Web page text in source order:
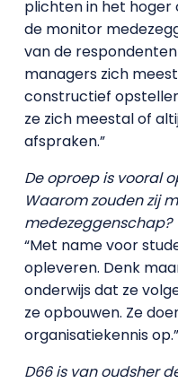
plichten in het hoger
de monitor
van de
managers zich
constructief
ze zich meestal of
afspraken.”
De oproep is vooral
Waarom zouden zij
medezeggenschap?
“Met name voor
opleveren. Denk
onderwijs dat ze
ze opbouwen. Ze
organisatiekennis op.”
D66 is van oudsher